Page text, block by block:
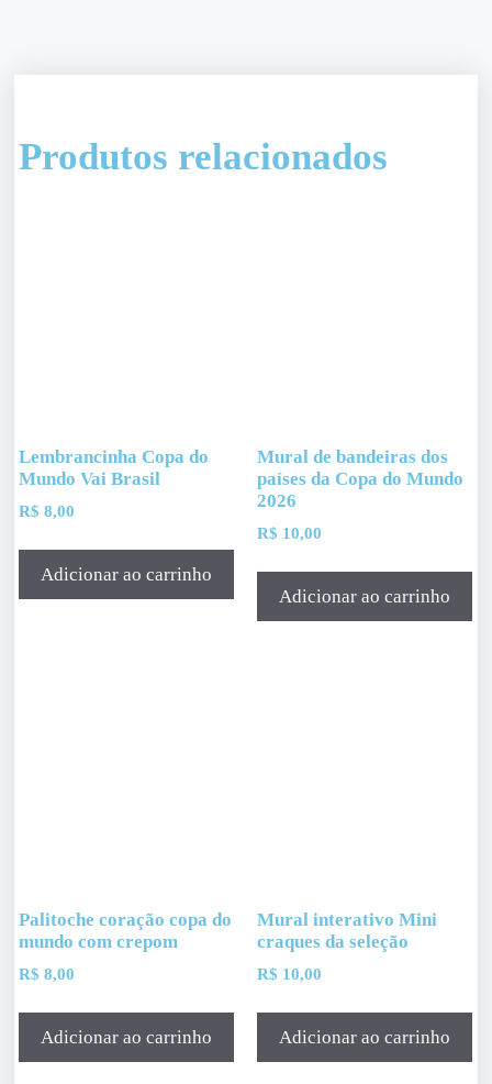
Produtos relacionados
Lembrancinha Copa do
Mundo Vai Brasil
R$ 8,00
Adicionar ao carrinho
Mural de bandeiras dos
países da Copa do Mundo
2026
R$ 10,00
Adicionar ao carrinho
Palitoche coração copa do
mundo com crepom
R$ 8,00
Adicionar ao carrinho
Mural interativo Mini
craques da seleção
R$ 10,00
Adicionar ao carrinho